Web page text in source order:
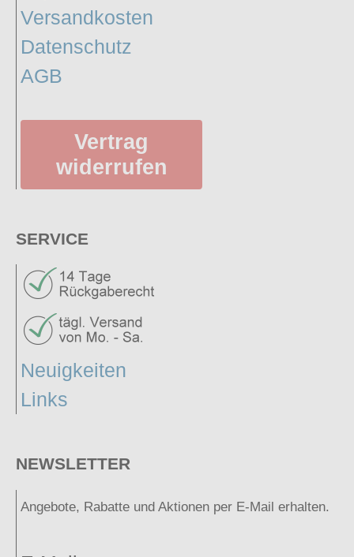
Versandkosten
Datenschutz
AGB
Vertrag
widerrufen
SERVICE
Neuigkeiten
Links
NEWSLETTER
Angebote, Rabatte und Aktionen per E-Mail erhalten.